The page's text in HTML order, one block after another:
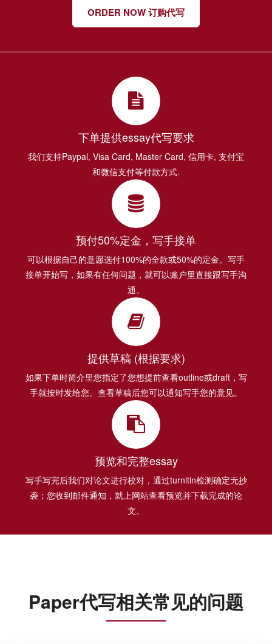
ORDER NOW 订购代写
下单提供essay代写要求
我们支持Paypal, Visa Card, Master Card, 信用卡, 支付宝
和微信支付等付款方式.
预付50%定金，写手接单
可以根据自己的意愿选付100%的全款或50%的定金。写手
接单开始写，如果有任何问题，就可以账户里直接跟写手沟
通。
提供草稿 (根据要求)
如果下单时简介里您指定了您想提前查看outline或draft，写
手就按时发给您。查看草稿后您可以通知写手您的意见。
预览和完整essay
写手写完后我们对论文进行校对，通过turnitin检测确定无抄
袭；您收到邮件通知，就上网站查看预览并下载完成的论
文。
Paper代写相关常见的问题